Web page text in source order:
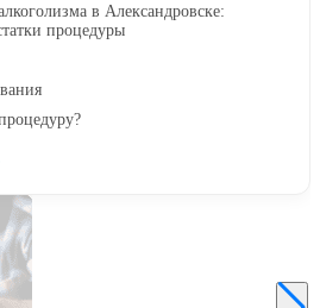
в Александровске:
процедуры